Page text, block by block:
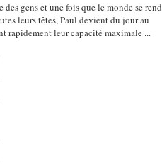
gens et une fois que le monde se rend
leurs têtes, Paul devient du jour au
rapidement leur capacité maximale ...